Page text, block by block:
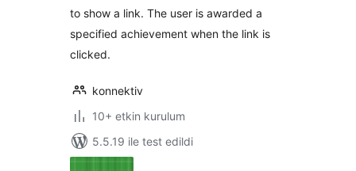
to show a link. The user is awarded a
specified achievement when the link is
clicked.
konnektiv
10+ etkin kurulum
5.5.19 ile test edildi